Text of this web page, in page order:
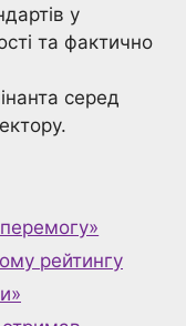
у
та фактично
серед
рейтингу